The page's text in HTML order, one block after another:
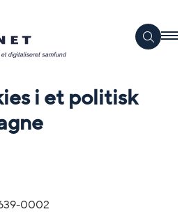
i et politisk
0002